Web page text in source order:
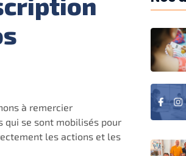
à remercier
qui se sont mobilisés pour
les actions et les